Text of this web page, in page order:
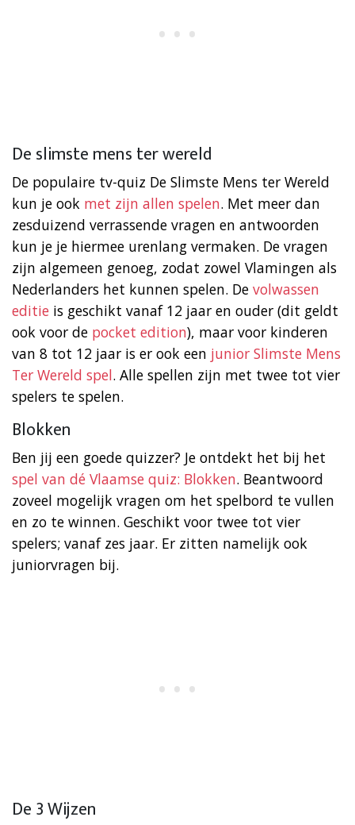
De slimste mens ter wereld
De populaire tv-quiz De Slimste Mens ter Wereld
kun je ook met zijn allen spelen. Met meer dan
zesduizend verrassende vragen en antwoorden
kun je je hiermee urenlang vermaken. De vragen
zijn algemeen genoeg, zodat zowel Vlamingen als
Nederlanders het kunnen spelen. De volwassen
editie is geschikt vanaf 12 jaar en ouder (dit geldt
ook voor de pocket edition), maar voor kinderen
van 8 tot 12 jaar is er ook een junior Slimste Mens
Ter Wereld spel. Alle spellen zijn met twee tot vier
spelers te spelen.
Blokken
Ben jij een goede quizzer? Je ontdekt het bij het
spel van dé Vlaamse quiz: Blokken. Beantwoord
zoveel mogelijk vragen om het spelbord te vullen
en zo te winnen. Geschikt voor twee tot vier
spelers; vanaf zes jaar. Er zitten namelijk ook
juniorvragen bij.
De 3 Wijzen